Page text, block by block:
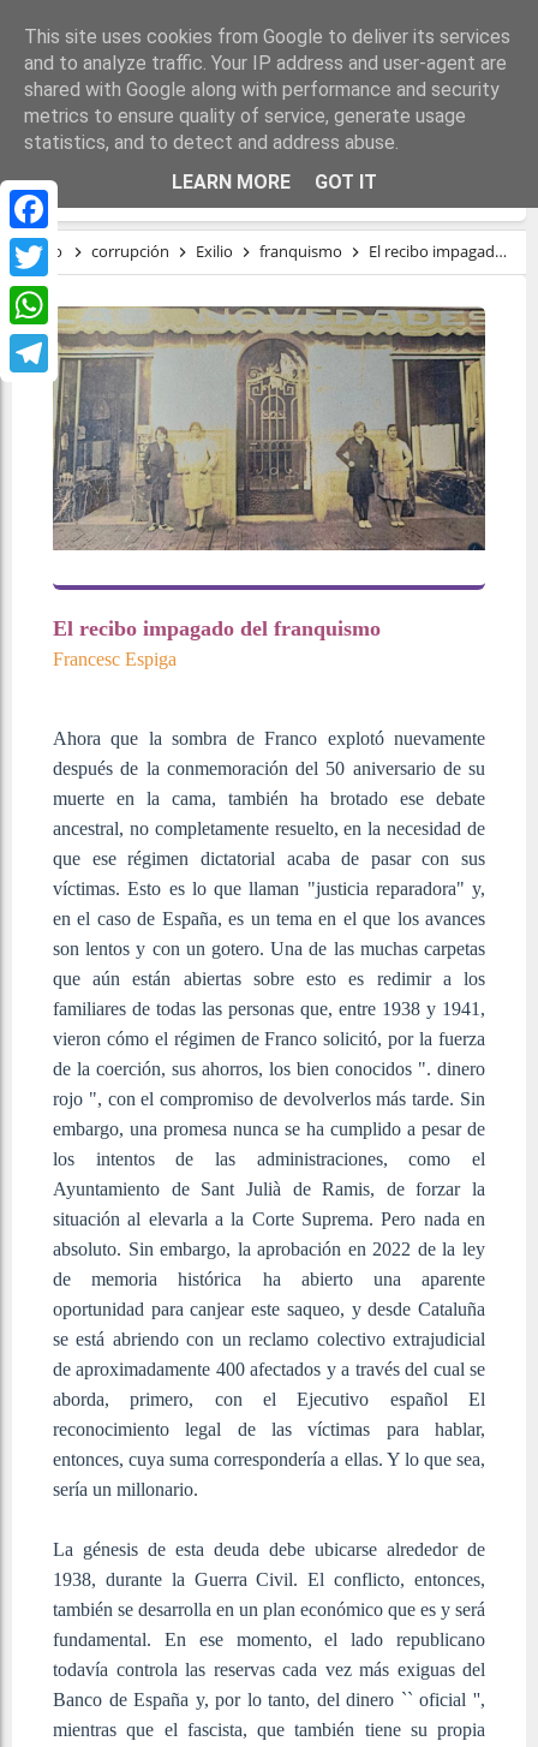
Facebook
Twitter
WhatsApp
Telegram
EL RECIBO IMPAGADO DEL FRANQUISMO
Inicio corrupción Exilio franquismo El recibo impagado del franquismo
El recibo impagado del franquismo
Francesc Espiga
Ahora que la sombra de Franco explotó nuevamente
después de la conmemoración del 50 aniversario de su
muerte en la cama, también ha brotado ese debate
ancestral, no completamente resuelto, en la necesidad de
que ese régimen dictatorial acaba de pasar con sus
víctimas. Esto es lo que llaman "justicia reparadora" y,
en el caso de España, es un tema en el que los avances
son lentos y con un gotero. Una de las muchas carpetas
que aún están abiertas sobre esto es redimir a los
familiares de todas las personas que, entre 1938 y 1941,
vieron cómo el régimen de Franco solicitó, por la fuerza
de la coerción, sus ahorros, los bien conocidos ". dinero
rojo ", con el compromiso de devolverlos más tarde. Sin
embargo, una promesa nunca se ha cumplido a pesar de
los intentos de las administraciones, como el
Ayuntamiento de Sant Julià de Ramis, de forzar la
situación al elevarla a la Corte Suprema. Pero nada en
absoluto. Sin embargo, la aprobación en 2022 de la ley
de memoria histórica ha abierto una aparente
oportunidad para canjear este saqueo, y desde Cataluña
se está abriendo con un reclamo colectivo extrajudicial
de aproximadamente 400 afectados y a través del cual se
aborda, primero, con el Ejecutivo español El
reconocimiento legal de las víctimas para hablar,
entonces, cuya suma correspondería a ellas. Y lo que sea,
sería un millonario.
La génesis de esta deuda debe ubicarse alrededor de
1938, durante la Guerra Civil. El conflicto, entonces,
también se desarrolla en un plan económico que es y será
fundamental. En ese momento, el lado republicano
todavía controla las reservas cada vez más exiguas del
Banco de España y, por lo tanto, del dinero `` oficial '',
mientras que el fascista, que también tiene su propia
This site uses cookies from Google to deliver its services
and to analyze traffic. Your IP address and user-agent are
shared with Google along with performance and security
metrics to ensure quality of service, generate usage
statistics, and to detect and address abuse.
LEARN MORE
GOT IT